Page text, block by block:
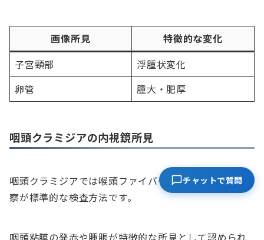
画像所見
特徴的な変化
子宮頸部
浮腫状変化
卵管
腫大・肥厚
咽頭クラミジアの内視鏡所見
咽頭クラミジアでは喉頭ファイバースコープによる観
察が標準的な検査方法です。
チャットで質問